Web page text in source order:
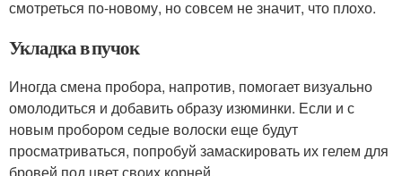
смотреться по-новому, но совсем не значит, что плохо.
Укладка в пучок
Иногда смена пробора, напротив, помогает визуально
омолодиться и добавить образу изюминки. Если и с
новым пробором седые волоски еще будут
просматриваться, попробуй замаскировать их гелем для